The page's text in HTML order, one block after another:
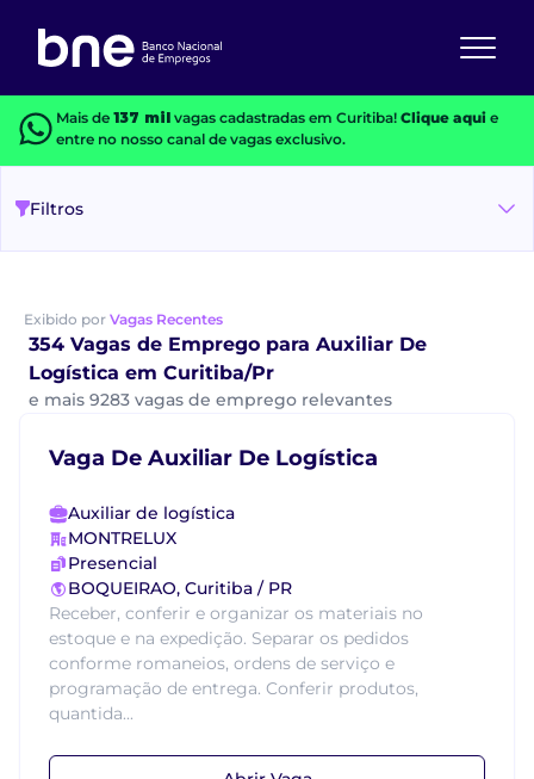
Mais de 137 milvagas cadastradas em Curitiba! Clique aquie
entre no nosso canal de vagas exclusivo.
Filtros
Exibido por Vagas Recentes
354 Vagas de Emprego para Auxiliar De
Logística em Curitiba/Pr
e mais 9283 vagas de emprego relevantes
Vaga De Auxiliar De Logística
Auxiliar de logística
MONTRELUX
Presencial
BOQUEIRAO, Curitiba / PR
Receber, conferir e organizar os materiais no
estoque e na expedição. Separar os pedidos
conforme romaneios, ordens de serviço e
programação de entrega. Conferir produtos,
quantida...